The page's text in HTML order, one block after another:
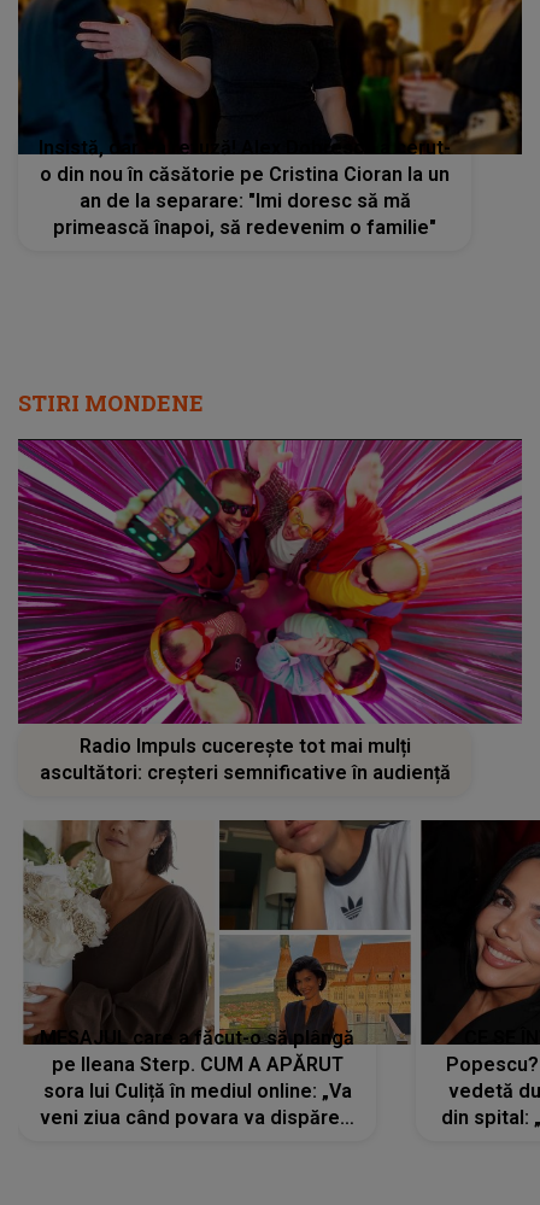
Insistă, dar ea refuză! Alex Dobrescu a cerut-
o din nou în căsătorie pe Cristina Cioran la un
an de la separare: "Imi doresc să mă
primească înapoi, să redevenim o familie"
STIRI MONDENE
Radio Impuls cucerește tot mai mulți
ascultători: creșteri semnificative în audiență
MESAJUL care a făcut-o să plângă
pe Ileana Sterp. CUM A APĂRUT
sora lui Culiță în mediul online: „Va
veni ziua când povara va dispărea,
vedetă
din spital: